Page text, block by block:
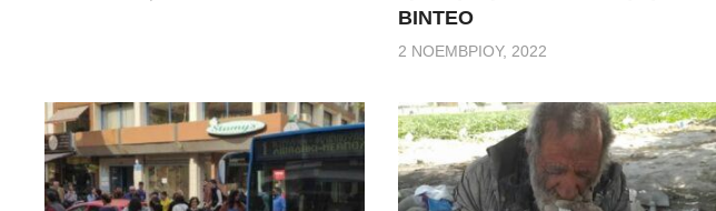
ΒΙΝΤΕΟ
2 ΝΟΕΜΒΡΊΟΥ, 2022